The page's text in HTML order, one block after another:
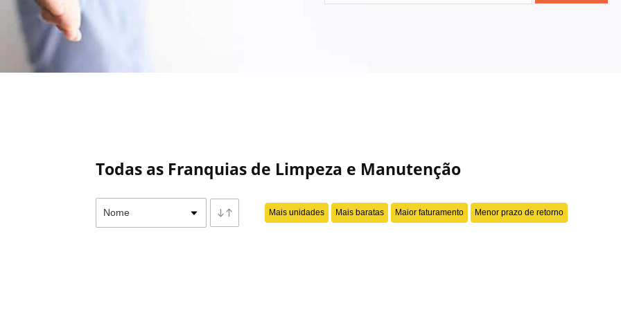
ou self service também são boas apostas.
Todas as Franquias de Limpeza e Manutenção
Mais unidades Mais baratas Maior faturamento Menor prazo de retorno